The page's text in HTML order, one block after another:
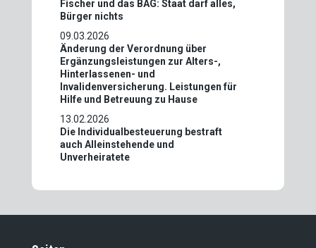
Fischer und das BAG: Staat darf alles,
Bürger nichts
09.03.2026
Änderung der Verordnung über
Ergänzungsleistungen zur Alters-,
Hinterlassenen- und
Invalidenversicherung. Leistungen für
Hilfe und Betreuung zu Hause
13.02.2026
Die Individualbesteuerung bestraft
auch Alleinstehende und
Unverheiratete
Volksschule in der Krise: Die